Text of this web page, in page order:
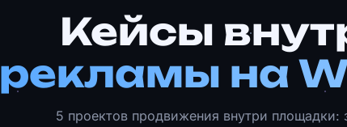
Кейсы
рекламы на
5 проектов продвижения внутри